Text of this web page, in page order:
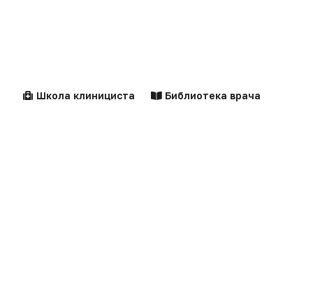
Школа клинициста Библиотека врача